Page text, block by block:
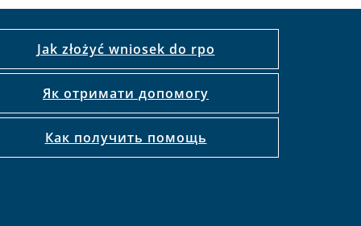
Jak złożyć wniosek do rpo
Як отримати допомогу
Как получить помощь